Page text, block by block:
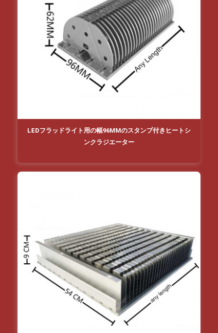
LEDフラッドライト用の幅96MMのスタンプ付きヒートシ
ンクラジエーター